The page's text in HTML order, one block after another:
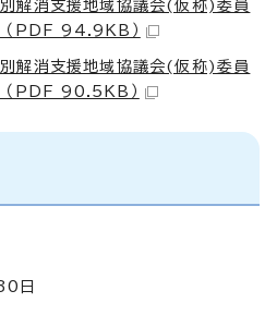
解消支援地域協議会(仮称)委員
（PDF 94.9KB）
解消支援地域協議会(仮称)委員
PDF 90.5KB）
日